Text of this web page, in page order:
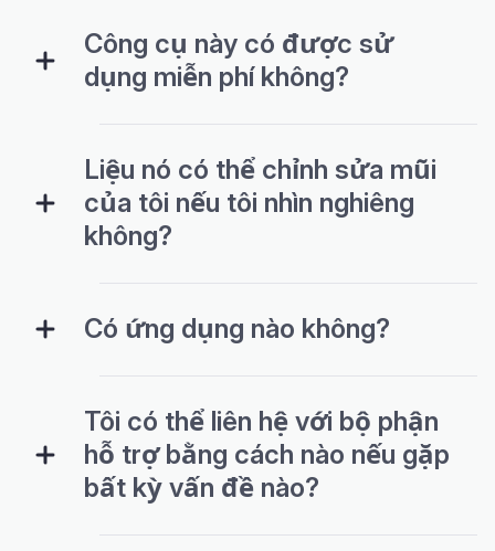
Công cụ này có được sử
dụng miễn phí không?
Liệu nó có thể chỉnh sửa mũi
của tôi nếu tôi nhìn nghiêng
không?
Có ứng dụng nào không?
Tôi có thể liên hệ với bộ phận
hỗ trợ bằng cách nào nếu gặp
bất kỳ vấn đề nào?